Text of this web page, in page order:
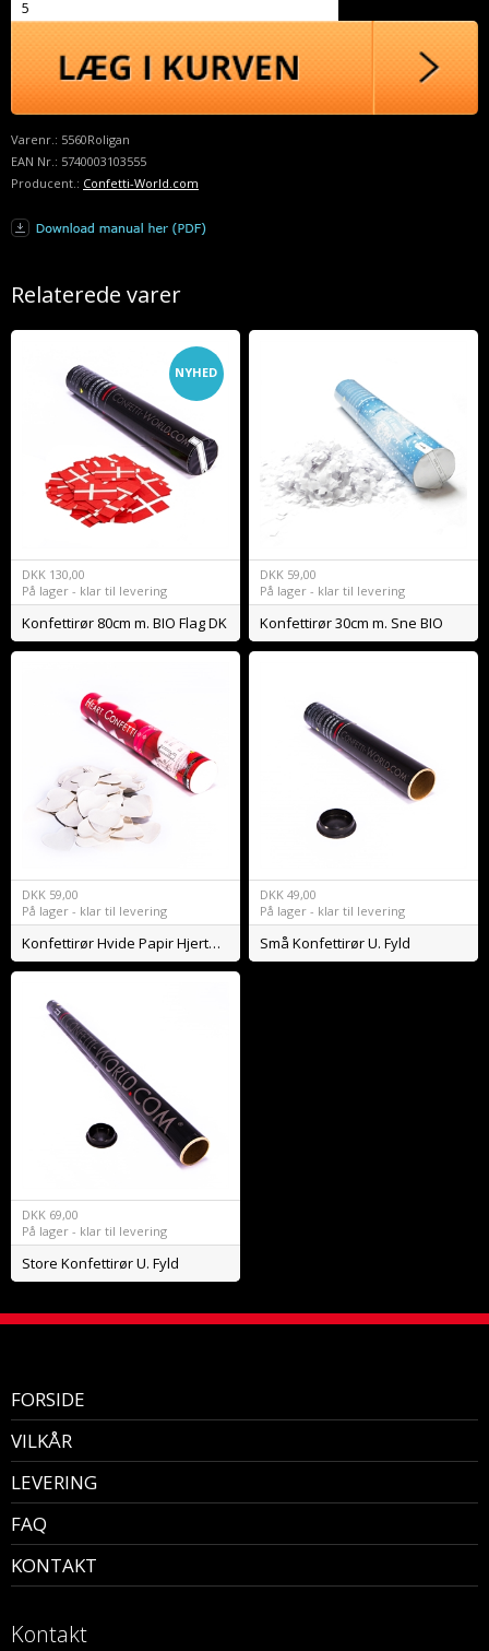
Varenr.: 5560Roligan
EAN Nr.: 5740003103555
Producent.: Confetti-World.com
Relaterede varer
NYHED
DKK 130,00
På lager - klar til levering
Konfettirør 80cm m. BIO Flag DK
DKK 59,00
På lager - klar til levering
Konfettirør 30cm m. Sne BIO
DKK 59,00
På lager - klar til levering
Konfettirør Hvide Papir Hjerter BIO
DKK 49,00
På lager - klar til levering
Små Konfettirør U. Fyld
DKK 69,00
På lager - klar til levering
Store Konfettirør U. Fyld
FORSIDE
VILKÅR
LEVERING
FAQ
KONTAKT
Kontakt